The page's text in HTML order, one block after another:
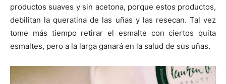
productos suaves y sin acetona, porque estos productos,
debilitan la queratina de las uñas y las resecan. Tal vez
tome más tiempo retirar el esmalte con ciertos quita
esmaltes, pero a la larga ganará en la salud de sus uñas.